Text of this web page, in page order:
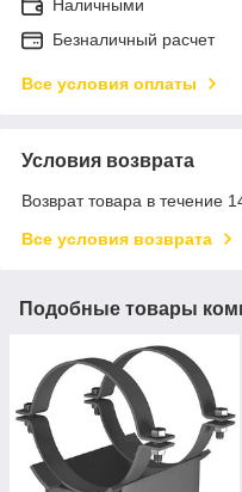
Наличными
Безналичный расчет
Все условия оплаты
Условия возврата
Возврат товара в течение
Все условия возврата
Подобные товары